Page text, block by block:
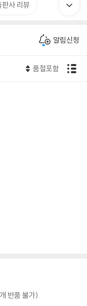
판사 리뷰
알림신청
품절포함
반품 불가).